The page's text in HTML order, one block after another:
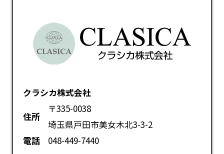
クラシカ株式会社
住所
〒335-0038
埼玉県戸田市美女木北3-3-2
電話
048-449-7440